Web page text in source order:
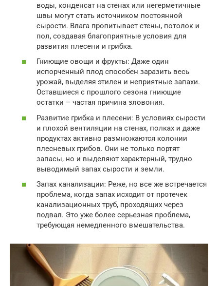
воды, конденсат на стенах или негерметичные
швы могут стать источником постоянной
сырости. Влага пропитывает стены, потолок и
пол, создавая благоприятные условия для
развития плесени и грибка.
Гниющие овощи и фрукты: Даже один
испорченный плод способен заразить весь
урожай, выделяя этилен и неприятные запахи.
Оставшиеся с прошлого сезона гниющие
остатки – частая причина зловония.
Развитие грибка и плесени: В условиях сырости
и плохой вентиляции на стенах, полках и даже
продуктах активно размножаются колонии
плесневых грибов. Они не только портят
запасы, но и выделяют характерный, трудно
выводимый запах сырости и земли.
Запах канализации: Реже, но все же встречается
проблема, когда запах исходит от протечек
канализационных труб, проходящих через
подвал. Это уже более серьезная проблема,
требующая немедленного вмешательства.